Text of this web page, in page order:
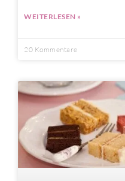
WEITERLESEN »
20 Kommentare